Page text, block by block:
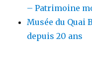
– Patrimoine
Musée du Quai
depuis 20 ans